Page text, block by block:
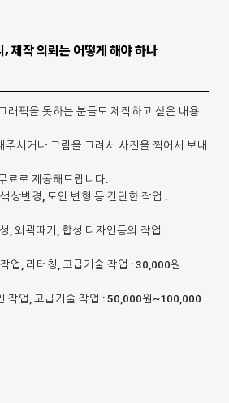
, 제작 의뢰는 어떻게 해야 하나
래픽을 못하는 분들도 제작하고 싶은 내용
시거나 그림을 그려서 사진을 찍어서 보내
료로 제공해드립니다.
상변경, 도안 변형 등 간단한 작업 :
, 외곽따기, 합성 디자인등의 작업 :
업, 리터칭, 고급기술 작업 : 30,000원
작업, 고급기술 작업 : 50,000원~100,000